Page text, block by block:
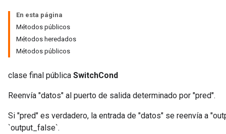
En esta página
Métodos públicos
Métodos heredados
Métodos públicos
clase final pública SwitchCond
Reenvía "datos" al puerto de salida determinado por "pred".
Si "pred" es verdadero, la entrada de "datos" se reenvía a
`output_false`.